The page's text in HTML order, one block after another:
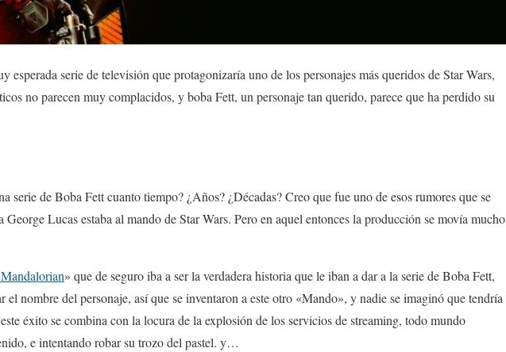
esperada serie de televisión que protagonizaría uno de los personajes más queridos de Star Wars,
no parecen muy complacidos, y boba Fett, un personaje tan querido, parece que ha perdido su
serie de Boba Fett cuanto tiempo? ¿Años? ¿Décadas? Creo que fue uno de esos rumores que se
George Lucas estaba al mando de Star Wars. Pero en aquel entonces la producción se movía mucho
» que de seguro iba a ser la verdadera historia que le iban a dar a la serie de Boba Fett,
el nombre del personaje, así que se inventaron a este otro «Mando», y nadie se imaginó que tendría
éxito se combina con la locura de la explosión de los servicios de streaming, todo mundo
e intentando robar su trozo del pastel. y…